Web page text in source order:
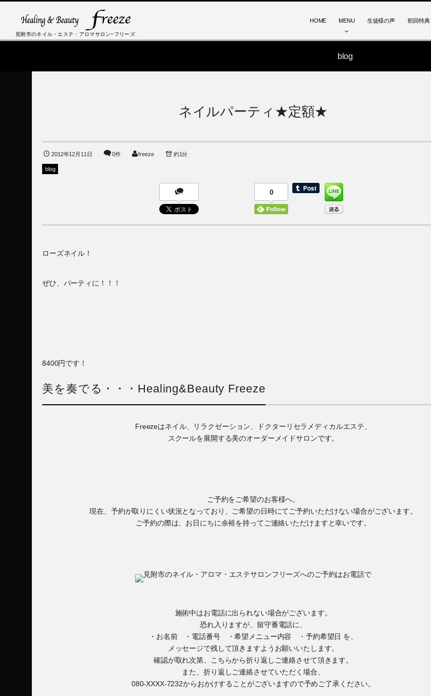
見附市のネイル・エステ・アロマサロン~フリーズ
HOME MENU 生徒様の声 初回特典
blog
ネイルパーティ★定額★
2012年12月11日 0件 freeze 約1分
blog
0
ローズネイル！
ぜひ、パーティに！！！
8400円です！
美を奏でる・・・Healing&Beauty Freeze
Freezeはネイル、リラクゼーション、ドクターリセラメディカルエステ、
スクールを展開する美のオーダーメイドサロンです。
ご予約をご希望のお客様へ。
現在、予約が取りにくい状況となっており、ご希望の日時にてご予約いただけない場合がございます。
ご予約の際は、お日にちに余裕を持ってご連絡いただけますと幸いです。
施術中はお電話に出られない場合がございます。
恐れ入りますが、留守番電話に、
・お名前 ・電話番号 ・希望メニュー内容 ・予約希望日 を、
メッセージで残して頂きますようお願いいたします。
確認が取れ次第、こちらから折り返しご連絡させて頂きます。
また、折り返しご連絡させていただく場合、
080-XXXX-7232からおかけすることがございますので予めご了承ください。